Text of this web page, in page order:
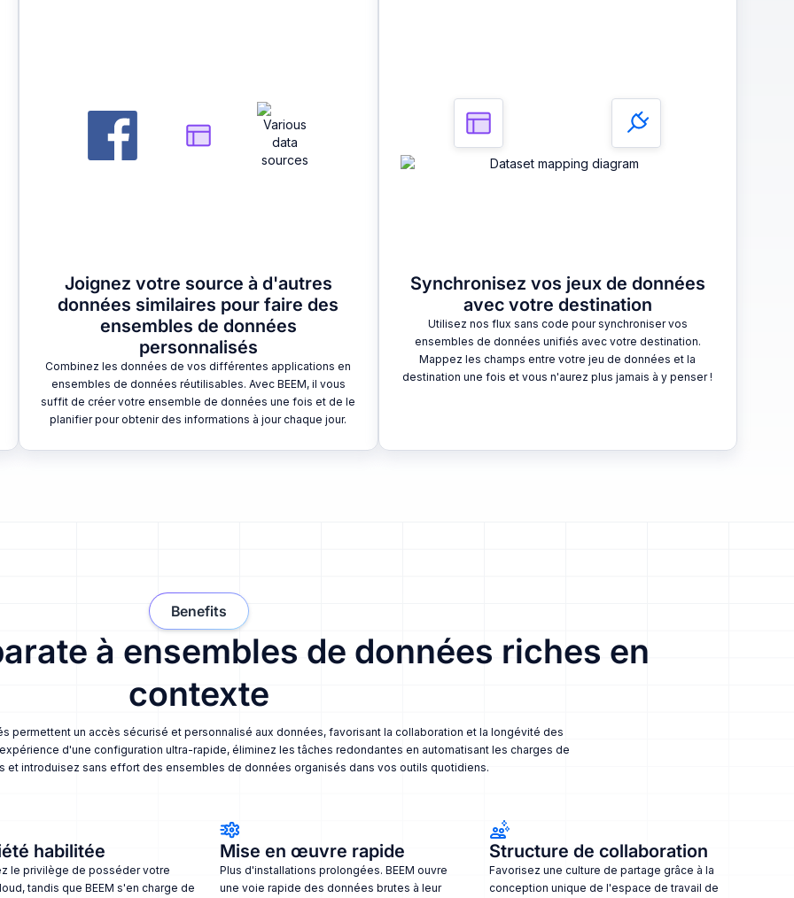
Joignez votre source à d'autres
données similaires pour faire des
ensembles de données
personnalisés
Combinez les données de vos différentes applications en
ensembles de données réutilisables. Avec BEEM, il vous
suffit de créer votre ensemble de données une fois et de le
planifier pour obtenir des informations à jour chaque jour.
Synchronisez vos jeux de données
avec votre destination
Utilisez nos flux sans code pour synchroniser vos
ensembles de données unifiés avec votre destination.
Mappez les champs entre votre jeu de données et la
destination une fois et vous n'aurez plus jamais à y penser !
à ensembles de données riches en
contexte
permettent un accès sécurisé et personnalisé aux données, favorisant la collaboration et la longévité des
d'une configuration ultra-rapide, éliminez les tâches redondantes en automatisant les charges de
et introduisez sans effort des ensembles de données organisés dans vos outils quotidiens.
Benefits
habilitée
le privilège de posséder votre
tandis que BEEM s'en charge de
Mise en œuvre rapide
Plus d'installations prolongées. BEEM ouvre
une voie rapide des données brutes à leur
Structure de collaboration
Favorisez une culture de partage grâce à la
conception unique de l'espace de travail de